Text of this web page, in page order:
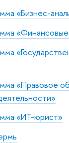
«Бизнес-
«Финансовые
«Правовое
«ИТ-юрист»